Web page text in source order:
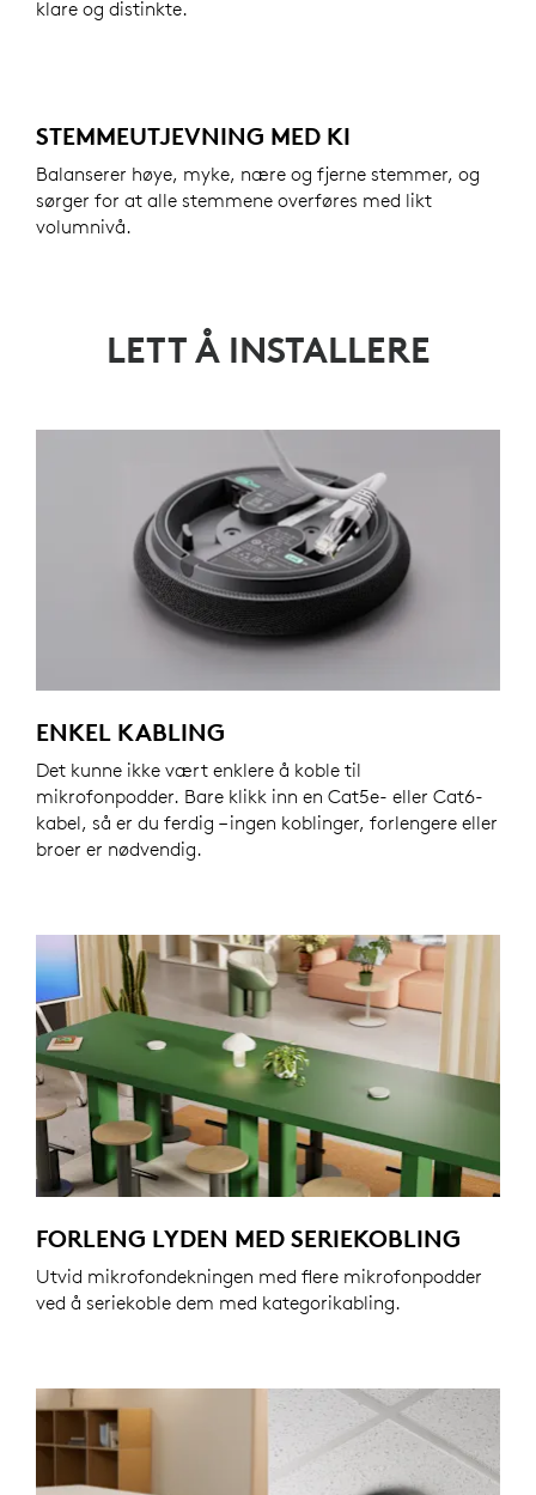
klare og distinkte.
STEMMEUTJEVNING MED KI
Balanserer høye, myke, nære og fjerne stemmer, og
sørger for at alle stemmene overføres med likt
volumnivå.
LETT Å INSTALLERE
ENKEL KABLING
Det kunne ikke vært enklere å koble til
mikrofonpodder. Bare klikk inn en Cat5e- eller Cat6-
kabel, så er du ferdig – ingen koblinger, forlengere eller
broer er nødvendig.
FORLENG LYDEN MED SERIEKOBLING
Utvid mikrofondekningen med flere mikrofonpodder
ved å seriekoble dem med kategorikabling.